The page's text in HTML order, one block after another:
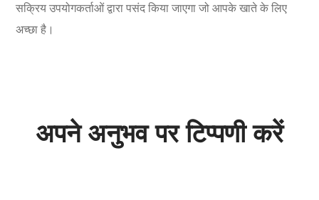
सक्रिय उपयोगकर्ताओं द्वारा पसंद किया जाएगा जो आपके खाते के लिए
अच्छा है।
अपने अनुभव पर टिप्पणी करें